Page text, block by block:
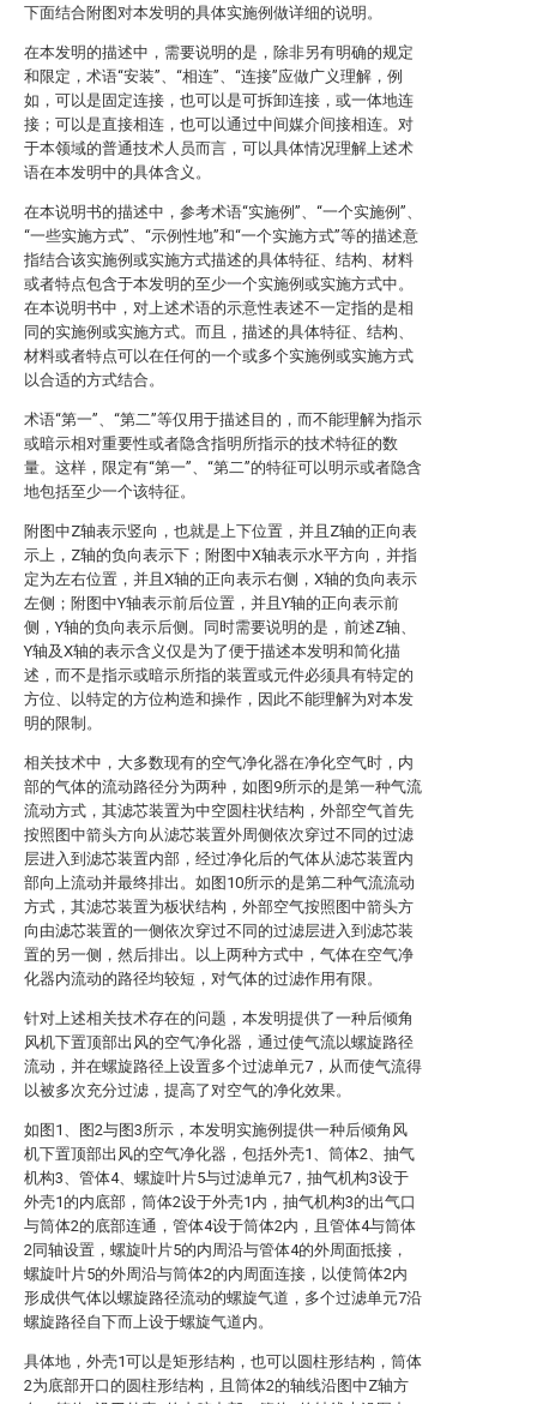
下面结合附图对本发明的具体实施例做详细的说明。
在本发明的描述中，需要说明的是，除非另有明确的规定
和限定，术语“安装”、“相连”、“连接”应做广义理解，例
如，可以是固定连接，也可以是可拆卸连接，或一体地连
接；可以是直接相连，也可以通过中间媒介间接相连。对
于本领域的普通技术人员而言，可以具体情况理解上述术
语在本发明中的具体含义。
在本说明书的描述中，参考术语“实施例”、“一个实施例”、
“一些实施方式”、“示例性地”和“一个实施方式”等的描述意
指结合该实施例或实施方式描述的具体特征、结构、材料
或者特点包含于本发明的至少一个实施例或实施方式中。
在本说明书中，对上述术语的示意性表述不一定指的是相
同的实施例或实施方式。而且，描述的具体特征、结构、
材料或者特点可以在任何的一个或多个实施例或实施方式
以合适的方式结合。
术语“第一”、“第二”等仅用于描述目的，而不能理解为指示
或暗示相对重要性或者隐含指明所指示的技术特征的数
量。这样，限定有“第一”、“第二”的特征可以明示或者隐含
地包括至少一个该特征。
附图中Z轴表示竖向，也就是上下位置，并且Z轴的正向表
示上，Z轴的负向表示下；附图中X轴表示水平方向，并指
定为左右位置，并且X轴的正向表示右侧，X轴的负向表示
左侧；附图中Y轴表示前后位置，并且Y轴的正向表示前
侧，Y轴的负向表示后侧。同时需要说明的是，前述Z轴、
Y轴及X轴的表示含义仅是为了便于描述本发明和简化描
述，而不是指示或暗示所指的装置或元件必须具有特定的
方位、以特定的方位构造和操作，因此不能理解为对本发
明的限制。
相关技术中，大多数现有的空气净化器在净化空气时，内
部的气体的流动路径分为两种，如图9所示的是第一种气流
流动方式，其滤芯装置为中空圆柱状结构，外部空气首先
按照图中箭头方向从滤芯装置外周侧依次穿过不同的过滤
层进入到滤芯装置内部，经过净化后的气体从滤芯装置内
部向上流动并最终排出。如图10所示的是第二种气流流动
方式，其滤芯装置为板状结构，外部空气按照图中箭头方
向由滤芯装置的一侧依次穿过不同的过滤层进入到滤芯装
置的另一侧，然后排出。以上两种方式中，气体在空气净
化器内流动的路径均较短，对气体的过滤作用有限。
针对上述相关技术存在的问题，本发明提供了一种后倾角
风机下置顶部出风的空气净化器，通过使气流以螺旋路径
流动，并在螺旋路径上设置多个过滤单元7，从而使气流得
以被多次充分过滤，提高了对空气的净化效果。
如图1、图2与图3所示，本发明实施例提供一种后倾角风
机下置顶部出风的空气净化器，包括外壳1、筒体2、抽气
机构3、管体4、螺旋叶片5与过滤单元7，抽气机构3设于
外壳1的内底部，筒体2设于外壳1内，抽气机构3的出气口
与筒体2的底部连通，管体4设于筒体2内，且管体4与筒体
2同轴设置，螺旋叶片5的内周沿与管体4的外周面抵接，
螺旋叶片5的外周沿与筒体2的内周面连接，以使筒体2内
形成供气体以螺旋路径流动的螺旋气道，多个过滤单元7沿
螺旋路径自下而上设于螺旋气道内。
具体地，外壳1可以是矩形结构，也可以圆柱形结构，筒体
2为底部开口的圆柱形结构，且筒体2的轴线沿图中Z轴方